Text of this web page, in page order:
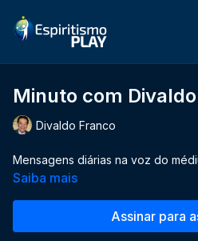
Minuto com
Divaldo Franco
Mensagens diárias na voz do
Saiba mais
Assinar para